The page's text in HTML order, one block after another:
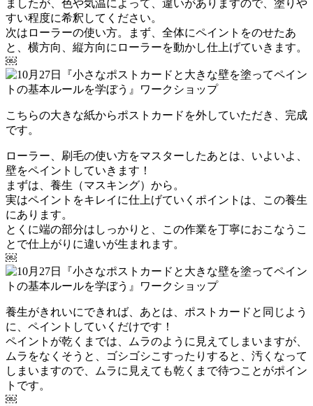
ましたが、色や気温によって、違いがありますので、塗りや
すい程度に希釈してください。
次はローラーの使い方。まず、全体にペイントをのせたあ
と、横方向、縦方向にローラーを動かし仕上げていきます。
￼
こちらの大きな紙からポストカードを外していただき、完成
です。
ローラー、刷毛の使い方をマスターしたあとは、いよいよ、
壁をペイントしていきます！
まずは、養生（マスキング）から。
実はペイントをキレイに仕上げていくポイントは、この養生
にあります。
とくに端の部分はしっかりと、この作業を丁寧におこなうこ
とで仕上がりに違いが生まれます。
￼
養生がきれいにできれば、あとは、ポストカードと同じよう
に、ペイントしていくだけです！
ペイントが乾くまでは、ムラのように見えてしまいますが、
ムラをなくそうと、ゴシゴシこすったりすると、汚くなって
しまいますので、ムラに見えても乾くまで待つことがポイン
トです。
￼